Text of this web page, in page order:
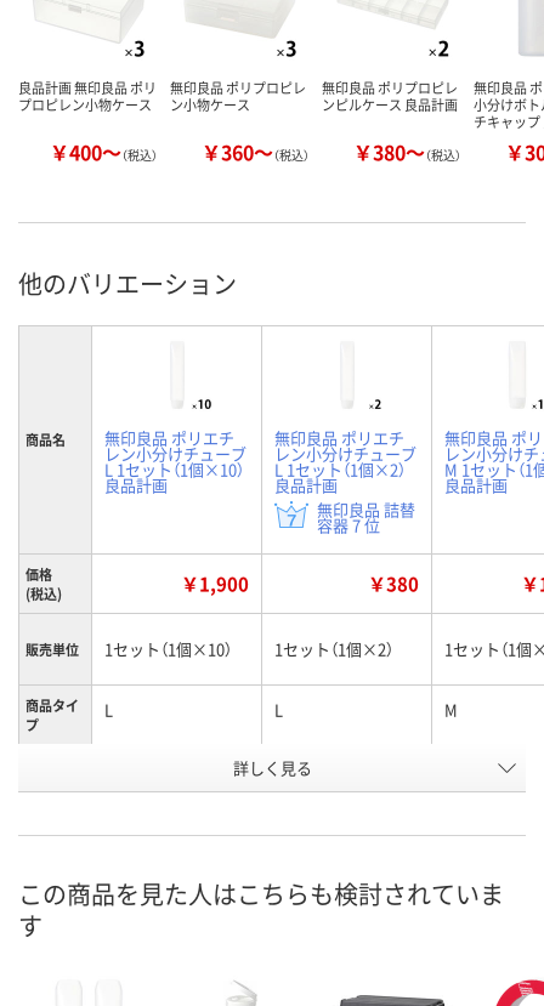
良品計画 無印良品 ポリ
プロピレン小物ケース
￥400～（税込）
無印良品 ポリプロピレ
ン小物ケース
￥360～（税込）
無印良品 ポリプロピレ
ンピルケース 良品計画
￥380～（税込）
無印良品
小分けボ
チキャッ
￥
他のバリエーション
商品名 無印良品 ポリエチ
レン小分けチューブ
L 1セット（1個×10）
良品計画
無印良品 ポリエチ
レン小分けチューブ
L 1セット（1個×2）
良品計画
無印良品 詰替
容器 7 位
無印良品 ポ
レン小分け
M 1セット（1
良品計画
価格
(税込)
￥1,900 ￥380
販売単位 1セット（1個×10） 1セット（1個×2） 1セット（1個
商品タイ
プ
L L M
XH88877 XH88887
お届け日
ついてご連絡いたし
8月11日（火） 8月11日（火）
詳しく見る
この商品を見た人はこちらも検討されていま
す